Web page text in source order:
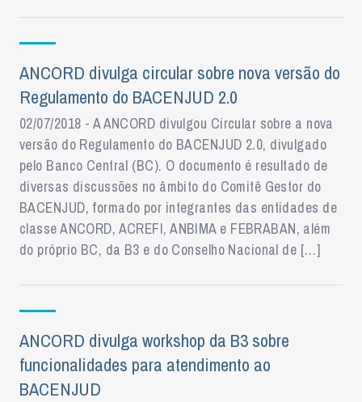
ANCORD divulga circular sobre nova versão do
Regulamento do BACENJUD 2.0
02/07/2018 - A ANCORD divulgou Circular sobre a nova
versão do Regulamento do BACENJUD 2.0, divulgado
pelo Banco Central (BC). O documento é resultado de
diversas discussões no âmbito do Comitê Gestor do
BACENJUD, formado por integrantes das entidades de
classe ANCORD, ACREFI, ANBIMA e FEBRABAN, além
do próprio BC, da B3 e do Conselho Nacional de […]
ANCORD divulga workshop da B3 sobre
funcionalidades para atendimento ao
BACENJUD